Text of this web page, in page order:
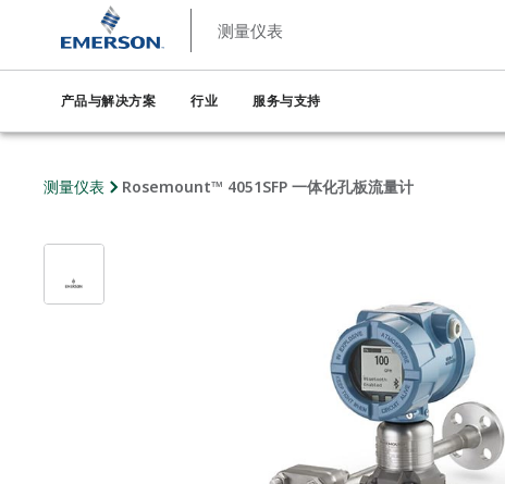
测量仪表
产品与解决方案 行业 服务与支持
测量仪表 Rosemount™ 4051SFP 一体化孔板流量计